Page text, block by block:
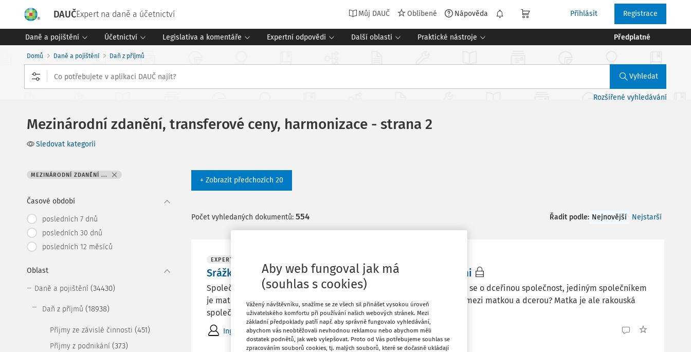
DAUČExpert na daně a účetnictví Můj DAUČ Oblíbené Nápověda Přihlásit Registrace
Daně a pojištění Účetnictví Legislativa a komentáře Expertní odpovědi Další oblasti Praktické nástroje Předplatné
Domů Daně a pojištění Daň z příjmů
Vyhledat
Rozšířené vyhledávání
Mezinárodní zdanění, transferové ceny, harmonizace - strana 2
Sledovat kategorii
MEZINÁRODNÍ ZDANĚNÍ ...
Časové období
posledních 7 dnů
posledních 30 dnů
posledních 12 měsíců
Oblast
Daně a pojištění (34430)
Daň z příjmů (18938)
Příjmy ze závislé činnosti (451)
Příjmy z podnikání (373)
+ Zobrazit předchozích 20
Počet vyhledaných dokumentů: 554 Řadit podle: Nejnovější Nejstarší
EXPERTNÍ ODPOVĚDI
Srážková daň z rozdělení zisku mezi spojenými osobami
Společnost s r. o. si chce rozdělit nerozdělený zisk minulých let. Jedná se o dceřinou společnost, jediným společníkem
je mateřská společnost. Platí se 15% srážková daň při rozdělení zisku mezi matkou a dcerou? Matka je ale rakouská
společnost, zatímco ...
Ing. Radko Doležal Vydáno :30. 4. 2026 1 minuta čtení
Aby web fungoval jak má
(souhlas s cookies)
Vážený návštěvníku, snažíme se ze všech sil přinášet vysokou úroveň
uživatelského komfortu při používání našich webových stránek. Mezi
základní předpoklady patří např. aby správně fungovalo vyhledávání,
abychom vás neobtěžovali nevhodnou reklamou nebo abychom měli
dostatek podnětů, jak web vylepšovat. Proto od Vás potřebujeme souhlas se
zpracováním souborů cookies, tj. malých souborů, které se dočasně ukládají